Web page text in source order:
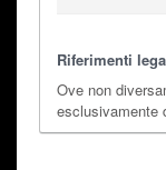
Riferimenti
Ove non
esclusivamente